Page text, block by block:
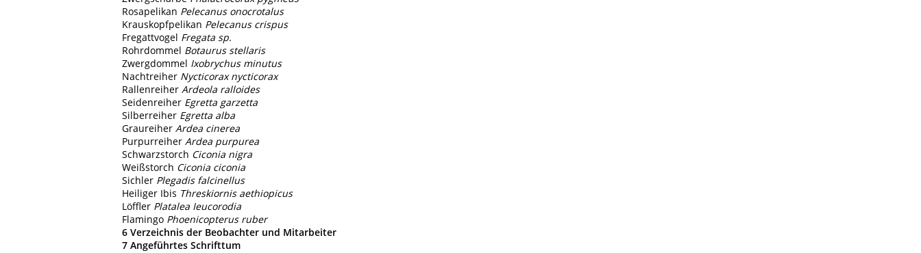
Rosapelikan Pelecanus onocrotalus
Krauskopfpelikan Pelecanus crispus
Fregattvogel Fregata sp.
Rohrdommel Botaurus stellaris
Zwergdommel Ixobrychus minutus
Nachtreiher Nycticorax nycticorax
Rallenreiher Ardeola ralloides
Seidenreiher Egretta garzetta
Silberreiher Egretta alba
Graureiher Ardea cinerea
Purpurreiher Ardea purpurea
Schwarzstorch Ciconia nigra
Weißstorch Ciconia ciconia
Sichler Plegadis falcinellus
Heiliger Ibis Threskiornis aethiopicus
Löffler Platalea Ieucorodia
Flamingo Phoenicopterus ruber
6 Verzeichnis der Beobachter und Mitarbeiter
7 Angeführtes Schrifttum